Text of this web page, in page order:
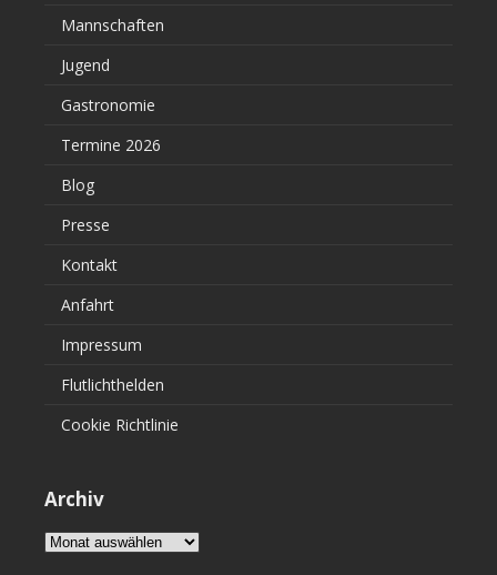
Mannschaften
Jugend
Gastronomie
Termine 2026
Blog
Presse
Kontakt
Anfahrt
Impressum
Flutlichthelden
Cookie Richtlinie
Archiv
Archiv